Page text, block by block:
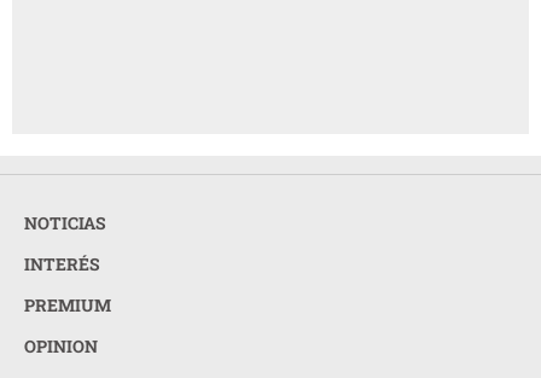
NOTICIAS
INTERÉS
PREMIUM
OPINION